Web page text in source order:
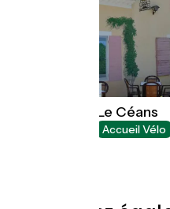
Hôtels Logis Le Céans
Accueil Vélo